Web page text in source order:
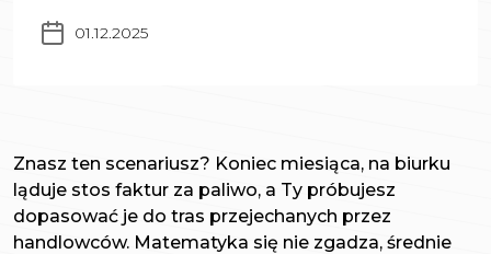
01.12.2025
Znasz ten scenariusz? Koniec miesiąca, na biurku
ląduje stos faktur za paliwo, a Ty próbujesz
dopasować je do tras przejechanych przez
handlowców. Matematyka się nie zgadza, średnie